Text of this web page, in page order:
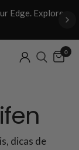
Edge. Explore
0
dicas de